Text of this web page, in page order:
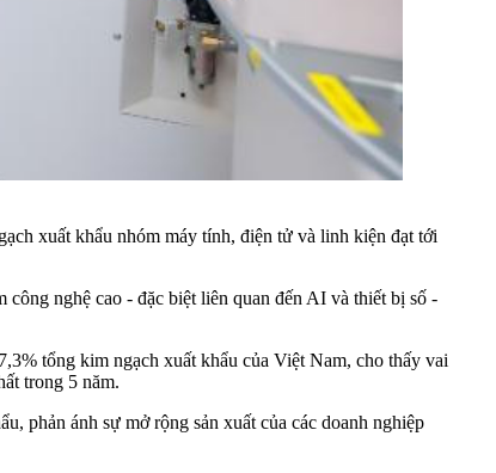
xuất khẩu nhóm máy tính, điện tử và linh kiện đạt tới
nghệ cao - đặc biệt liên quan đến AI và thiết bị số -
tổng kim ngạch xuất khẩu của Việt Nam, cho thấy vai
trong 5 năm.
phản ánh sự mở rộng sản xuất của các doanh nghiệp